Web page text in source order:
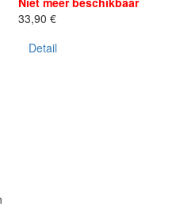
33,90 €
Detail